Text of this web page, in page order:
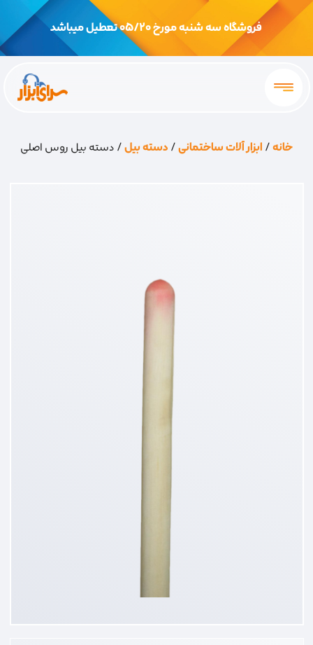
فروشگاه سه شنبه مورخ 05/20 تعطیل میباشد
خانه/ابزار آلات ساختمانی/دسته بیل/ دسته بیل روس اصلی